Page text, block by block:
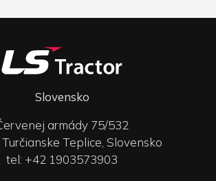
Slovensko
armády 75/532
Teplice, Slovensko
tel: +42 1903573903